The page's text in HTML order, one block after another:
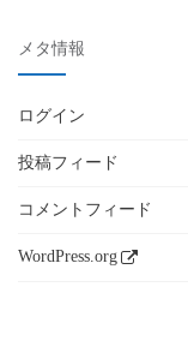
メタ情報
ログイン
投稿フィード
コメントフィード
WordPress.org